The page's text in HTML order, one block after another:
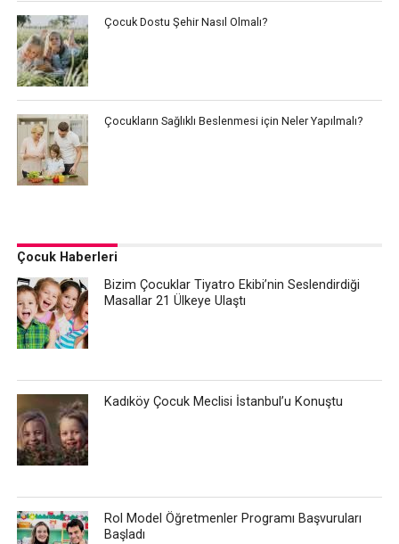
Çocuk Dostu Şehir Nasıl Olmalı?
Çocukların Sağlıklı Beslenmesi için Neler Yapılmalı?
Çocuk Haberleri
Bizim Çocuklar Tiyatro Ekibi’nin Seslendirdiği
Masallar 21 Ülkeye Ulaştı
Kadıköy Çocuk Meclisi İstanbul’u Konuştu
Rol Model Öğretmenler Programı Başvuruları
Başladı